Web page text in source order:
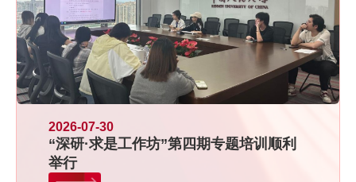
2026-07-30
“深研·求是工作坊”第四期专题培训顺利
举行